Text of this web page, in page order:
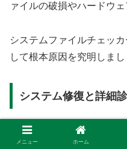
ァイルの破損やハードウ
システムファイルチェッ
して根本原因を究明しまし
システム修復と詳細
上級者向けのテクニック
メニュー ホーム